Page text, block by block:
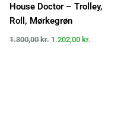
House Doctor – Trolley,
Roll, Mørkegrøn
1.300,00kr. 1.202,00 kr.